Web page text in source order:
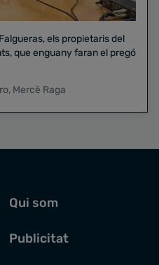
els propietaris del
, Mercè Raga
Qui som
Publicitat